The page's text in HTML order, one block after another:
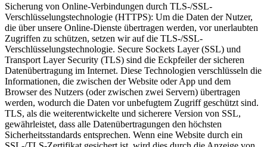
Sicherung von Online-Verbindungen durch TLS-/SSL-
Verschlüsselungstechnologie (HTTPS): Um die Daten der Nutzer,
die über unsere Online-Dienste übertragen werden, vor unerlaubten
Zugriffen zu schützen, setzen wir auf die TLS-/SSL-
Verschlüsselungstechnologie. Secure Sockets Layer (SSL) und
Transport Layer Security (TLS) sind die Eckpfeiler der sicheren
Datenübertragung im Internet. Diese Technologien verschlüsseln die
Informationen, die zwischen der Website oder App und dem
Browser des Nutzers (oder zwischen zwei Servern) übertragen
werden, wodurch die Daten vor unbefugtem Zugriff geschützt sind.
TLS, als die weiterentwickelte und sicherere Version von SSL,
gewährleistet, dass alle Datenübertragungen den höchsten
Sicherheitsstandards entsprechen. Wenn eine Website durch ein